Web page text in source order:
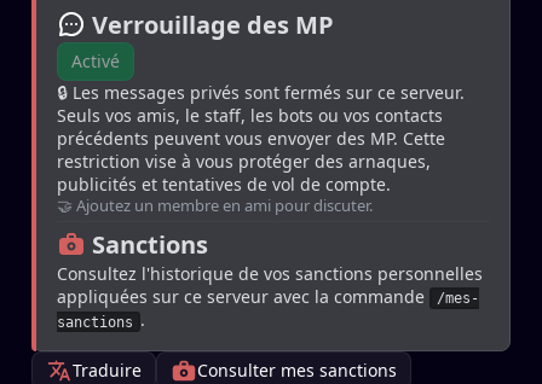
Verrouillage des MP
Activé
🔒 Les messages privés sont fermés sur ce serveur.
Seuls vos amis, le staff, les bots ou vos contacts
précédents peuvent vous envoyer des MP. Cette
restriction vise à vous protéger des arnaques,
publicités et tentatives de vol de compte.
🤝 Ajoutez un membre en ami pour discuter.
Sanctions
Consultez l'historique de vos sanctions personnelles
appliquées sur ce serveur avec la commande
/mes-
sanctions .
Traduire
Consulter mes sanctions